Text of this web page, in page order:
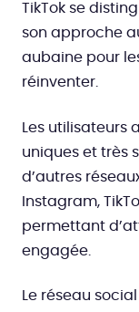
TikTok se
son approche
aubaine pour
réinventer.
Les utilisateurs
uniques et très
d’autres
Instagram,
permettant
engagée.
Le réseau